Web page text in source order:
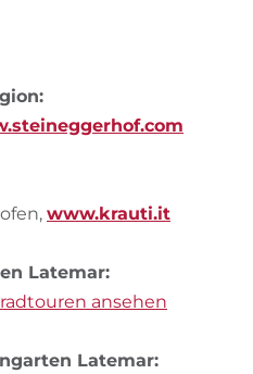
www.krauti.it
Latemar:
ansehen
Latemar: